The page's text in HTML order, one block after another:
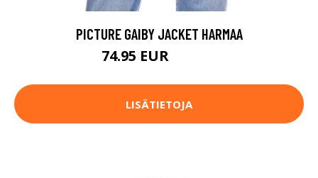
PICTURE GAIBY JACKET HARMAA
74.95 EUR
LISÄTIETOJA